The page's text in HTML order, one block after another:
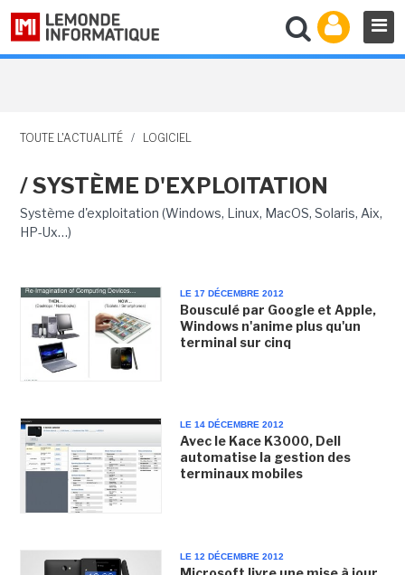
TOUTE L'ACTUALITÉ / LOGICIEL
/ SYSTÈME D'EXPLOITATION
Système d'exploitation (Windows, Linux, MacOS, Solaris, Aix,
HP-Ux…)
LE 17 DÉCEMBRE 2012
Bousculé par Google et Apple,
Windows n'anime plus qu'un
terminal sur cinq
LE 14 DÉCEMBRE 2012
Avec le Kace K3000, Dell
automatise la gestion des
terminaux mobiles
LE 12 DÉCEMBRE 2012